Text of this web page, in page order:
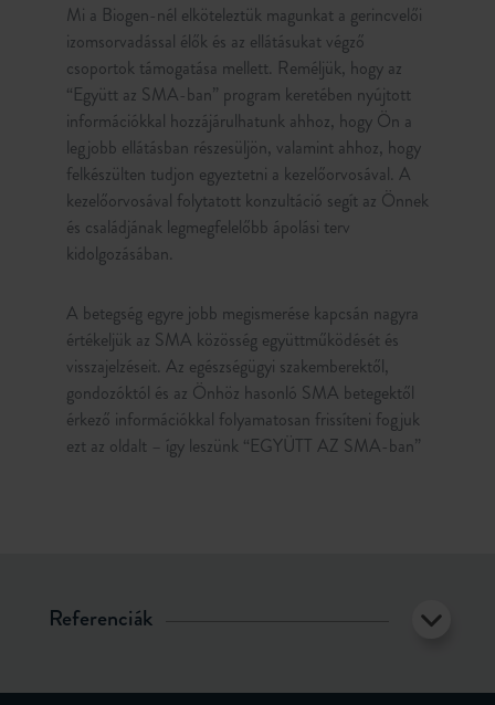
Mi a Biogen-nél elköteleztük magunkat a gerincvelői
izomsorvadással élők és az ellátásukat végző
csoportok támogatása mellett. Reméljük, hogy az
“Együtt az SMA-ban” program keretében nyújtott
információkkal hozzájárulhatunk ahhoz, hogy Ön a
legjobb ellátásban részesüljön, valamint ahhoz, hogy
felkészülten tudjon egyeztetni a kezelőorvosával. A
kezelőorvosával folytatott konzultáció segít az Önnek
és családjának legmegfelelőbb ápolási terv
kidolgozásában.
A betegség egyre jobb megismerése kapcsán nagyra
értékeljük az SMA közösség együttműködését és
visszajelzéseit. Az egészségügyi szakemberektől,
gondozóktól és az Önhöz hasonló SMA betegektől
érkező információkkal folyamatosan frissíteni fogjuk
ezt az oldalt – így leszünk “EGYÜTT AZ SMA-ban”
Referenciák